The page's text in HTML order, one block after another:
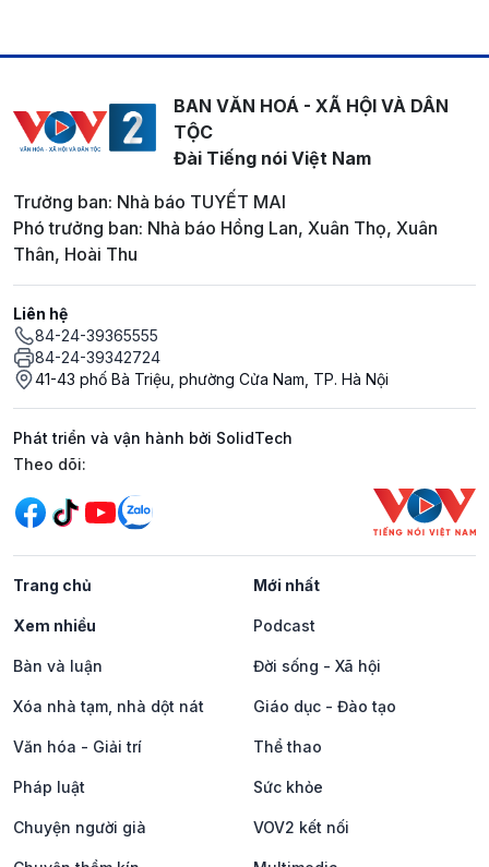
BAN VĂN HOÁ - XÃ HỘI VÀ DÂN
TỘC
Đài Tiếng nói Việt Nam
Trưởng ban: Nhà báo TUYẾT MAI
Phó trưởng ban: Nhà báo Hồng Lan, Xuân Thọ, Xuân
Thân, Hoài Thu
Liên hệ
84-24-39365555
84-24-39342724
41-43 phố Bà Triệu, phường Cửa Nam, TP. Hà Nội
Phát triển và vận hành bởi SolidTech
Mạng xã hội
Theo dõi:
Trang chủ Mới nhất
Xem nhiều Podcast
Bàn và luận Đời sống - Xã hội
Xóa nhà tạm, nhà dột nát Giáo dục - Đào tạo
Văn hóa - Giải trí Thể thao
Pháp luật Sức khỏe
Chuyện người già VOV2 kết nối